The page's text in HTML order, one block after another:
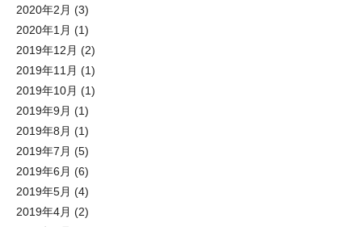
2020年2月 (3)
2020年1月 (1)
2019年12月 (2)
2019年11月 (1)
2019年10月 (1)
2019年9月 (1)
2019年8月 (1)
2019年7月 (5)
2019年6月 (6)
2019年5月 (4)
2019年4月 (2)